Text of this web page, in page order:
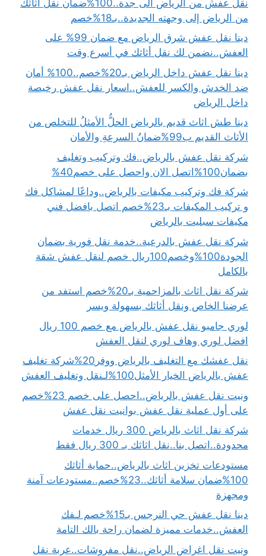
نقل عفش من الرياض الى جدة..100%ضمان نقل أثاثك
من الرياض إلى وجهته الجديدة..بـ18%خصم
دينا نقل عفش شرق الرياض مع ضمان 99% على
العفش..نضمن لك نقل أثاثك في أسرع وقت
دينا نقل عفش داخل الرياض بـ20%خصم..100% أمان
ضد الخدش والكسر للعفش..اسعار نقل عفش رخيصة
داخل الرياض
دينا طش اثاث قديم بالرياض الحلُّ الأمثلُ للتخلص من
الأثاث القديم ب99%ضمانُ السرعةِ والأمان
شركة نقل عفش بالرياض..فك وتركيب وتغليف
بضمان100%اتصل الان واحصل على خصم40%
شركة فك وتركيب مكيفات بالرياض..وداعًا لمشاكل فك
و تركيب المكيفات بـ23%خصم اتصل بافضل فني
مكيفات سبليت بالرياض
شركة نقل عفش بالدرعية..خدمة نقل فورية بضمان
الجودة100%وخصم100ريال خصم لنقل عفش شقة
بالكامل
شركة نقل اثاث بالمزاحمية بـ20%خصم استفد من
عرضنا الخاص ونقل أثاثك بسهولة ويسر
لوري جامبو نقل عفش بالرياض مع خصم 100 ريال
افضل لوري وهاف لوري لنقل العفش
نقل عفشك مع التغليف بالرياض ووفر20%شركة تغليف
عفش بالرياض الخيار الأمثل100%لـنقل وتغليف العفش
ونيت نقل عفش بالرياض..احصل على خصم 23%خصم
على أول عملية نقل عفش بوانيت نقل عفش
شركة نقل اثاث بالرياض 300 ريال خدمات
محدودة..اتصل بنا..نقل اثاثك بـ 300 ريال فقط
مستودعات تخزين اثاث بالرياض..حماية أثاثك
100%ضمان سلامة أثاثك..23%خصم..مستودعات آمنة
ومجهزة
دينا نقل عفش حي النرجس بـ15%خصم لـفك
العفش..خدمات مميزة لضمان راحة بالك التامة
ونيت نقل اغراض الرياض..نقل مفروشات..عربة نقل